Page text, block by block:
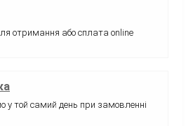
отримання або сплата online
у той самий день при замовленні